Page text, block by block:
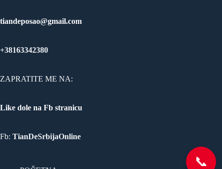
tiandeposao@gmail.com
+38163342380
ZAPRATITE ME NA:
Like dole na Fb stranicu
Fb: TianDeSrbijaOnline
📞